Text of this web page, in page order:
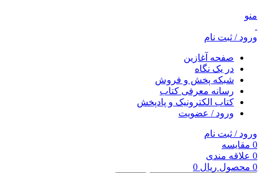
منو
ورود / ثبت نام
صفحه آغازین
در یک نگاه
شبکه پخش و فروش
رسانه معرفی کتاب
کتاب الکترونیک و پادپخش
ورود / عضویت
ورود / ثبت نام
0 مقایسه
0 علاقه مندی
0 محصول ریال